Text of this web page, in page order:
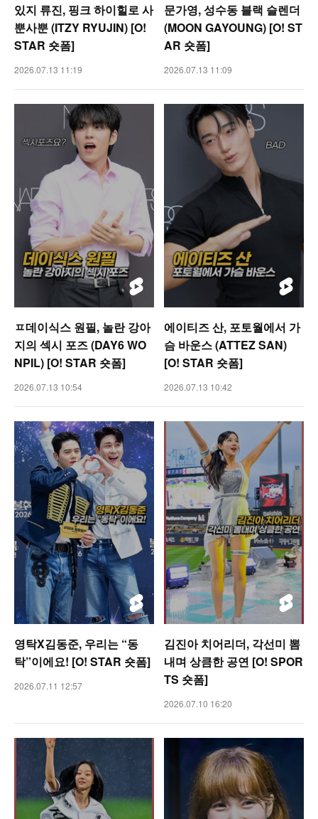
있지 류진, 핑크 하이힐로 사
뿐사뿐 (ITZY RYUJIN) [O!
STAR 숏폼]
2026.07.13 11:19
문가영, 성수동 블랙 슬렌더
(MOON GAYOUNG) [O! ST
AR 숏폼]
2026.07.13 11:09
ㅍ데이식스 원필, 놀란 강아
지의 섹시 포즈 (DAY6 WO
NPIL) [O! STAR 숏폼]
2026.07.13 10:54
에이티즈 산, 포토월에서 가
슴 바운스 (ATTEZ SAN)
[O! STAR 숏폼]
2026.07.13 10:42
영탁X김동준, 우리는 “동
탁”이에요! [O! STAR 숏폼]
2026.07.11 12:57
김진아 치어리더, 각선미 뽐
내며 상큼한 공연 [O! SPOR
TS 숏폼]
2026.07.10 16:20